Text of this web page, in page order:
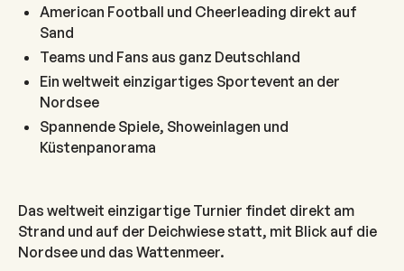
American Football und Cheerleading direkt auf
Sand
Teams und Fans aus ganz Deutschland
Ein weltweit einzigartiges Sportevent an der
Nordsee
Spannende Spiele, Showeinlagen und
Küstenpanorama
Das weltweit einzigartige Turnier findet direkt am
Strand und auf der Deichwiese statt, mit Blick auf die
Nordsee und das Wattenmeer.